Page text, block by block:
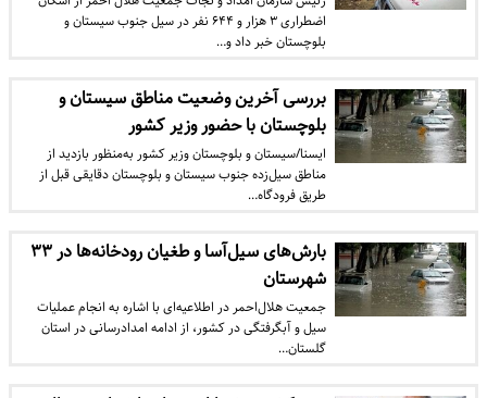
اضطراری ۳ هزار و ۶۴۴ نفر در سیل جنوب سیستان و
بلوچستان خبر داد و…
بررسی آخرین وضعیت مناطق سیستان و
بلوچستان با حضور وزیر کشور
ایسنا/سیستان و بلوچستان وزیر کشور به‌منظور بازدید از
مناطق سیل‌زده جنوب سیستان و بلوچستان دقایقی قبل از
طریق فرودگاه…
بارش‌های سیل‌آسا و طغیان رودخانه‌ها در ۳۳
شهرستان
جمعیت هلال‌احمر در اطلاعیه‌ای با اشاره به انجام عملیات
سیل و آب‎گرفتگی در کشور، از ادامه امدادرسانی در استان
گلستان…